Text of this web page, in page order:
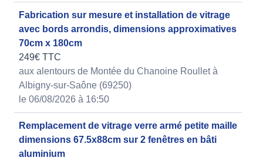
Fabrication sur mesure et installation de vitrage
avec bords arrondis, dimensions approximatives
70cm x 180cm
249€ TTC
aux alentours de Montée du Chanoine Roullet à
Albigny-sur-Saône (69250)
le 06/08/2026 à 16:50
Remplacement de vitrage verre armé petite maille
dimensions 67.5x88cm sur 2 fenêtres en bâti
aluminium